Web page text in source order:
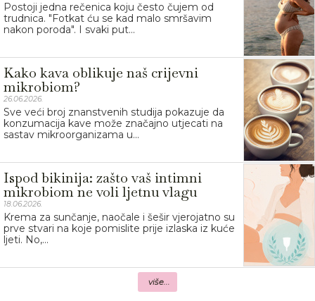
Postoji jedna rečenica koju često čujem od
trudnica. "Fotkat ću se kad malo smršavim
nakon poroda". I svaki put...
Kako kava oblikuje naš crijevni
mikrobiom?
26.06.2026.
Sve veći broj znanstvenih studija pokazuje da
konzumacija kave može značajno utjecati na
sastav mikroorganizama u...
Ispod bikinija: zašto vaš intimni
mikrobiom ne voli ljetnu vlagu
18.06.2026.
Krema za sunčanje, naočale i šešir vjerojatno su
prve stvari na koje pomislite prije izlaska iz kuće
ljeti. No,...
više...